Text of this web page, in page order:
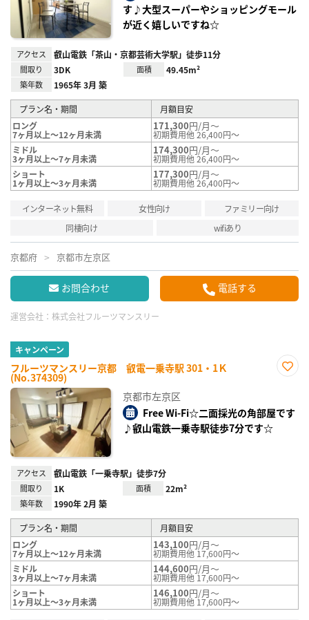
す♪大型スーパーやショッピングモール
が近く嬉しいですね☆
アクセス 叡山電鉄「茶山・京都芸術大学駅」徒歩11分
間取り 3DK 面積 49.45m²
築年数 1965年 3月 築
プラン名・期間
月額目安
ロング
7ヶ月以上～12ヶ月未満
171,300円/月～
初期費用他 26,400円～
ミドル
3ヶ月以上～7ヶ月未満
174,300円/月～
初期費用他 26,400円～
ショート
1ヶ月以上～3ヶ月未満
177,300円/月～
初期費用他 26,400円～
インターネット無料 女性向け
ファミリー向け
同棲向け
wifiあり
京都府 京都市左京区
お問合わせ 電話する
運営会社： 株式会社フルーツマンスリー
キャンペーン
フルーツマンスリー京都 叡電一乗寺駅 301・1Ｋ
(No.374309)
録
京都市左京区
Free Wi-Fi☆二面採光の角部屋です
♪叡山電鉄一乗寺駅徒歩7分です☆
アクセス 叡山電鉄「一乗寺駅」徒歩7分
間取り 1K 面積 22m²
築年数 1990年 2月 築
プラン名・期間
月額目安
ロング
7ヶ月以上～12ヶ月未満
143,100円/月～
初期費用他 17,600円～
ミドル
3ヶ月以上～7ヶ月未満
144,600円/月～
初期費用他 17,600円～
ショート
1ヶ月以上～3ヶ月未満
146,100円/月～
初期費用他 17,600円～